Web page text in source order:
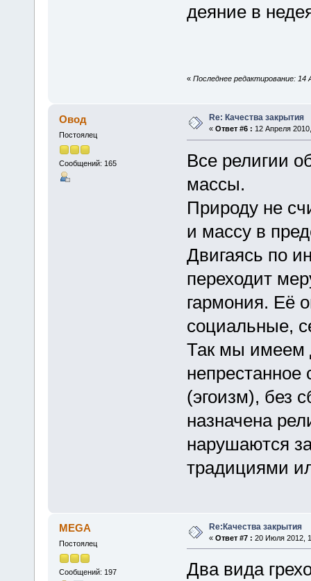
деяние в
« Последнее редактирование: 14
Овод
Постоялец
Сообщений: 165
Re: Качества закрытия
« Ответ #6 : 12 Апреля
Все религии
массы.
Природу не
и массу в
Двигаясь по
переходит
гармония. Её
социальные,
Так мы имеем
(эгоизм), без
назначена
нарушаются
традициями
MEGA
Постоялец
Сообщений: 197
Re:Качества закрытия
« Ответ #7 : 20 Июля 2012,
Два вида